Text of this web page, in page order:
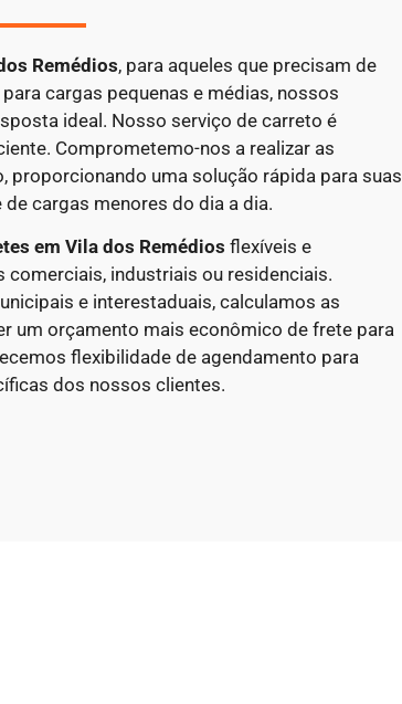
Remédios, para aqueles que precisam de
cargas pequenas e médias, nossos
ideal. Nosso serviço de carreto é
Comprometemo-nos a realizar as
proporcionando uma solução rápida para suas
cargas menores do dia a dia.
em Vila dos Remédios flexíveis e
comerciais, industriais ou residenciais.
e interestaduais, calculamos as
um orçamento mais econômico de frete para
flexibilidade de agendamento para
dos nossos clientes.